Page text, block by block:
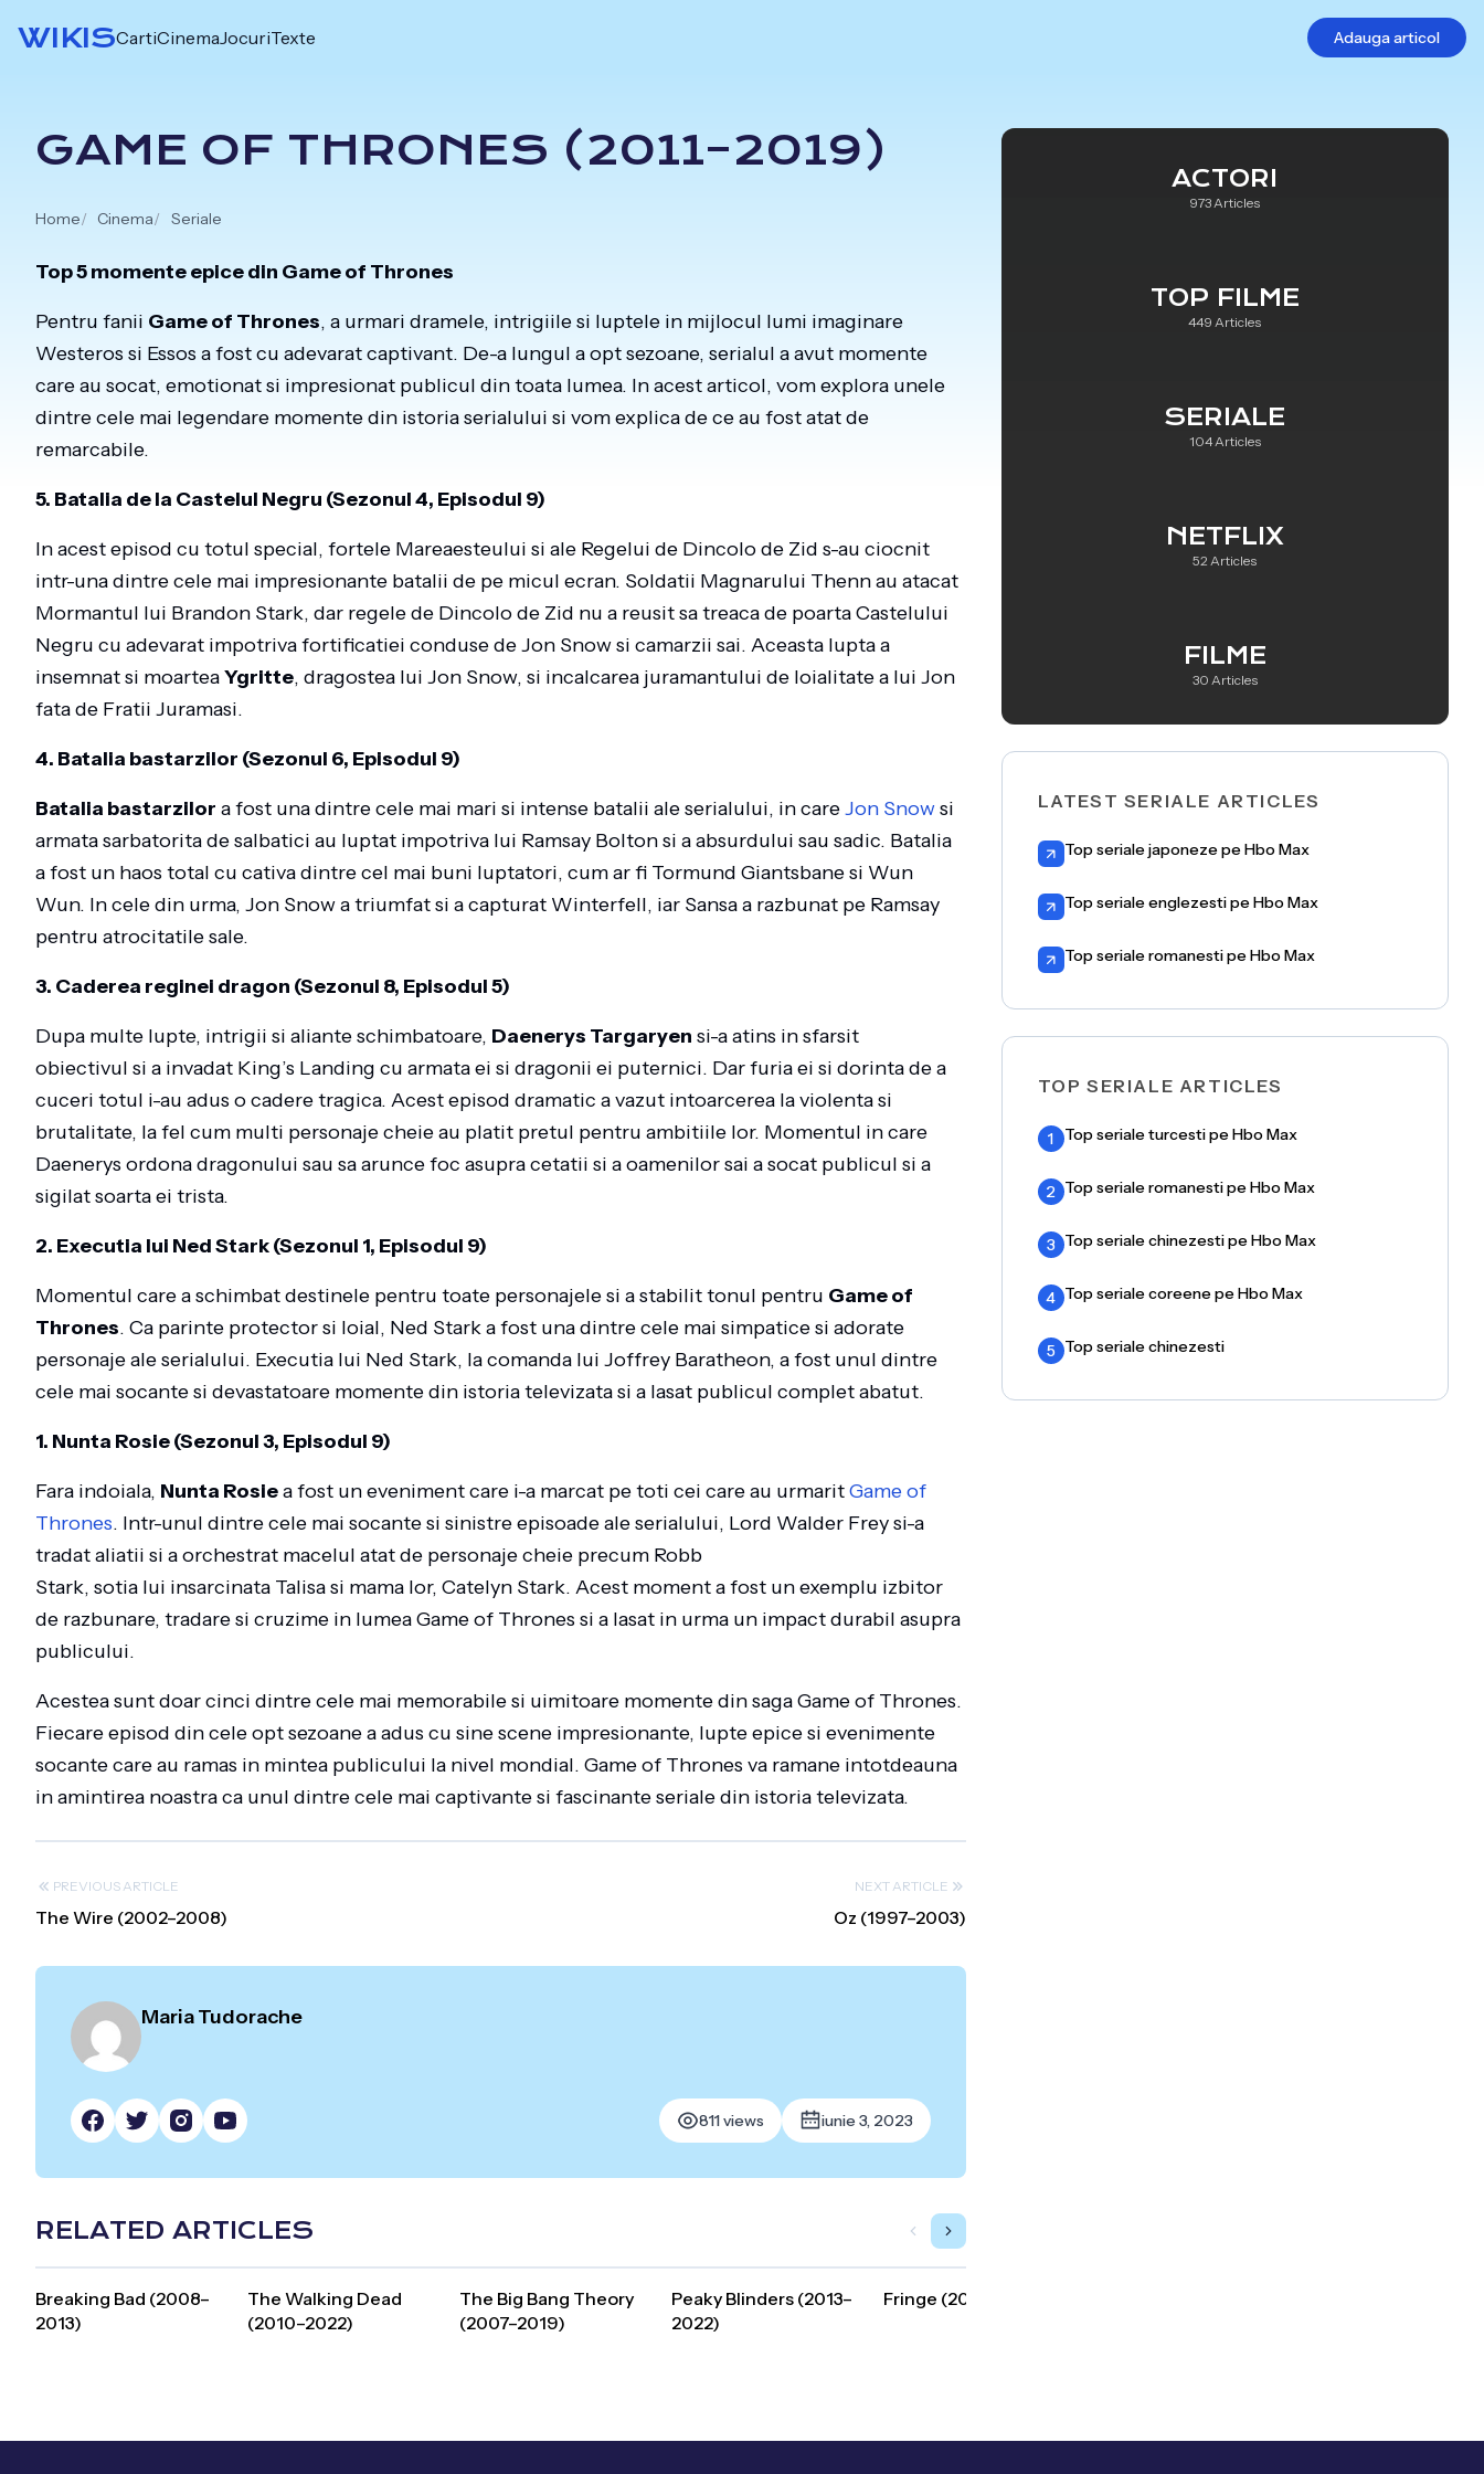
WIKISCartiCinemaJocuriTexte Adauga articol
GAME OF THRONES (2011–2019)
Home Cinema Seriale
Top 5 momente epice din Game of Thrones
Pentru fanii Game of Thrones, a urmari dramele, intrigiile si luptele in mijlocul lumi imaginare
Westeros si Essos a fost cu adevarat captivant. De-a lungul a opt sezoane, serialul a avut momente
care au socat, emotionat si impresionat publicul din toata lumea. In acest articol, vom explora unele
dintre cele mai legendare momente din istoria serialului si vom explica de ce au fost atat de
remarcabile.
5. Batalia de la Castelul Negru (Sezonul 4, Episodul 9)
In acest episod cu totul special, fortele Mareaesteului si ale Regelui de Dincolo de Zid s-au ciocnit
intr-una dintre cele mai impresionante batalii de pe micul ecran. Soldatii Magnarului Thenn au atacat
Mormantul lui Brandon Stark, dar regele de Dincolo de Zid nu a reusit sa treaca de poarta Castelului
Negru cu adevarat impotriva fortificatiei conduse de Jon Snow si camarzii sai. Aceasta lupta a
insemnat si moarteaYgritte, dragostea lui Jon Snow, si incalcarea juramantului de loialitate a lui Jon
fata de Fratii Juramasi.
4. Batalia bastarzilor (Sezonul 6, Episodul 9)
Batalia bastarzilor a fost una dintre cele mai mari si intense batalii ale serialului, in careJon Snowsi
armata sarbatorita de salbatici au luptat impotriva lui Ramsay Bolton si a absurdului sau sadic. Batalia
a fost un haos total cu cativa dintre cel mai buni luptatori, cum ar fi Tormund Giantsbane si Wun
Wun. In cele din urma, Jon Snow a triumfat si a capturat Winterfell, iar Sansa a razbunat pe Ramsay
pentru atrocitatile sale.
3. Caderea reginei dragon (Sezonul 8, Episodul 5)
Dupa multe lupte, intrigii si aliante schimbatoare, Daenerys Targaryen si-a atins in sfarsit
obiectivul si a invadat King’s Landing cu armata ei si dragonii ei puternici. Dar furia ei si dorinta de a
cuceri totul i-au adus o cadere tragica. Acest episod dramatic a vazut intoarcerea la violenta si
brutalitate, la fel cum multi personaje cheie au platit pretul pentru ambitiile lor. Momentul in care
Daenerys ordona dragonului sau sa arunce foc asupra cetatii si a oamenilor sai a socat publicul si a
sigilat soarta ei trista.
2. Executia lui Ned Stark (Sezonul 1, Episodul 9)
Momentul care a schimbat destinele pentru toate personajele si a stabilit tonul pentru Game of
Thrones. Ca parinte protector si loial, Ned Stark a fost una dintre cele mai simpatice si adorate
personaje ale serialului. Executia lui Ned Stark, la comanda lui Joffrey Baratheon, a fost unul dintre
cele mai socante si devastatoare momente din istoria televizata si a lasat publicul complet abatut.
1. Nunta Rosie (Sezonul 3, Episodul 9)
Fara indoiala, Nunta Rosiea fost un eveniment care i-a marcat pe toti cei care au urmaritGame of
Thrones. Intr-unul dintre cele mai socante si sinistre episoade ale serialului, Lord Walder Frey si-a
tradat aliatii si a orchestrat macelul atat de personaje cheie precum Robb
Stark, sotia lui insarcinata Talisa si mama lor, Catelyn Stark. Acest moment a fost un exemplu izbitor
de razbunare, tradare si cruzime in lumea Game of Thrones si a lasat in urma un impact durabil asupra
publicului.
Acestea sunt doar cinci dintre cele mai memorabile si uimitoare momente din saga Game of Thrones.
Fiecare episod din cele opt sezoane a adus cu sine scene impresionante, lupte epice si evenimente
socante care au ramas in mintea publicului la nivel mondial. Game of Thrones va ramane intotdeauna
in amintirea noastra ca unul dintre cele mai captivante si fascinante seriale din istoria televizata.
PREVIOUS ARTICLE
The Wire (2002–2008)
NEXT ARTICLE
Oz (1997–2003)
Maria Tudorache
811 views iunie 3, 2023
RELATED ARTICLES
Breaking Bad (2008–
2013)
The Walking Dead
(2010–2022)
The Big Bang Theory
(2007–2019)
Peaky Blinders (2013–
2022)
Fringe (2008–2013)
ACTORI
973 Articles
TOP FILME
449 Articles
SERIALE
104 Articles
NETFLIX
52 Articles
FILME
30 Articles
LATEST SERIALE ARTICLES
Top seriale japoneze pe Hbo Max
Top seriale englezesti pe Hbo Max
Top seriale romanesti pe Hbo Max
TOP SERIALE ARTICLES
1 Top seriale turcesti pe Hbo Max
2 Top seriale romanesti pe Hbo Max
3 Top seriale chinezesti pe Hbo Max
4 Top seriale coreene pe Hbo Max
5 Top seriale chinezesti